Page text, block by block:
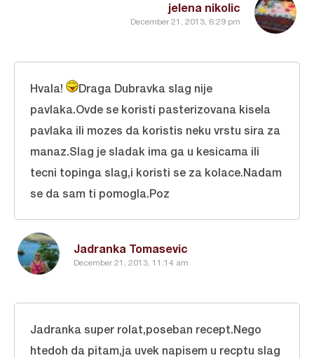
jelena nikolic
December 21, 2013, 6:29 pm
Jadranka Tomasevic
December 21, 2013, 11:14 am
Hvala!
Draga Dubravka slag nije
pavlaka.Ovde se koristi pasterizovana kisela
pavlaka ili mozes da koristis neku vrstu sira za
manaz.Slag je sladak ima ga u kesicama ili
tecni topinga slag,i koristi se za kolace.Nadam
se da sam ti pomogla.Poz
Jadranka super rolat,poseban recept.Nego
htedoh da pitam,ja uvek napisem u recptu slag